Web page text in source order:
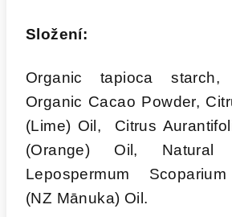
Složení:
Organic tapioca
Organic Cacao Powder,
(Lime) Oil, Citrus
(Orange) Oil, Natural
Lepospermum
(NZ Mānuka) Oil.